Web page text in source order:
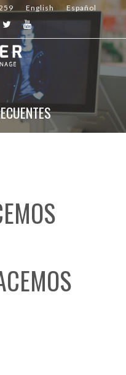
English Español